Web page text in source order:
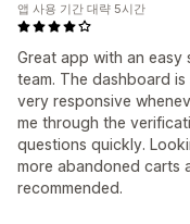
Great app with an
team. The dashboard
very responsive
me through the
questions quickly.
more abandoned carts
recommended.
앱 사용 기간 대략 5시간